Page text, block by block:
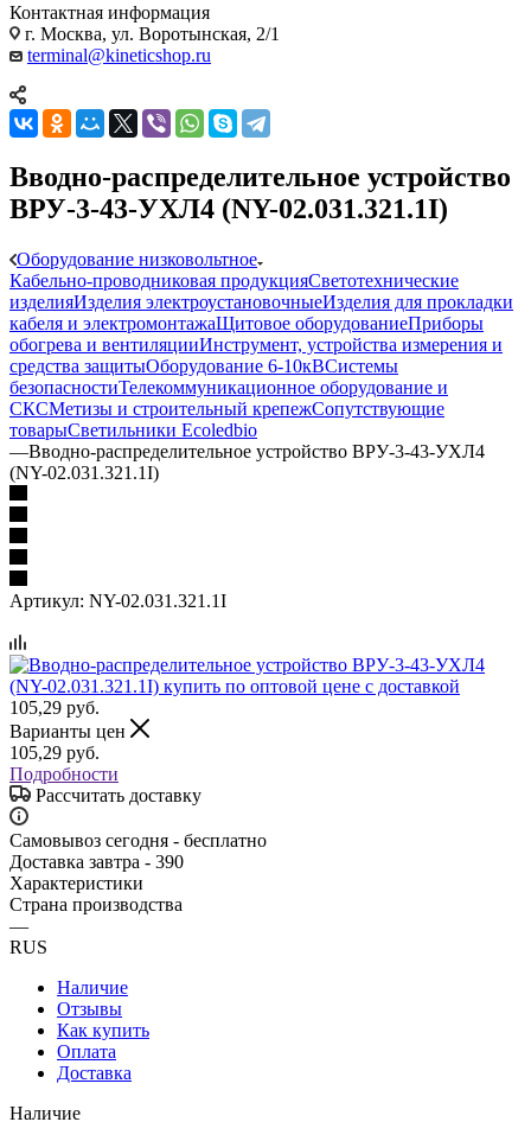
Контактная информация
г. Москва, ул. Воротынская, 2/1
terminal@kineticshop.ru
Вводно-распределительное устройство
ВРУ-3-43-УХЛ4 (NY-02.031.321.1I)
Оборудование низковольтное
Кабельно-проводниковая продукцияСветотехнические
изделияИзделия электроустановочныеИзделия для прокладки
кабеля и электромонтажаЩитовое оборудованиеПриборы
обогрева и вентиляцииИнструмент, устройства измерения и
средства защитыОборудование 6-10кВСистемы
безопасностиТелекоммуникационное оборудование и
СКСМетизы и строительный крепежСопутствующие
товарыСветильники Ecoledbio
—Вводно-распределительное устройство ВРУ-3-43-УХЛ4
(NY-02.031.321.1I)
Артикул: NY-02.031.321.1I
105,29 руб.
Варианты цен
105,29 руб.
Подробности
Рассчитать доставку
Самовывоз сегодня - бесплатно
Доставка завтра - 390
Характеристики
Страна производства
—
RUS
Наличие
Отзывы
Как купить
Оплата
Доставка
Наличие